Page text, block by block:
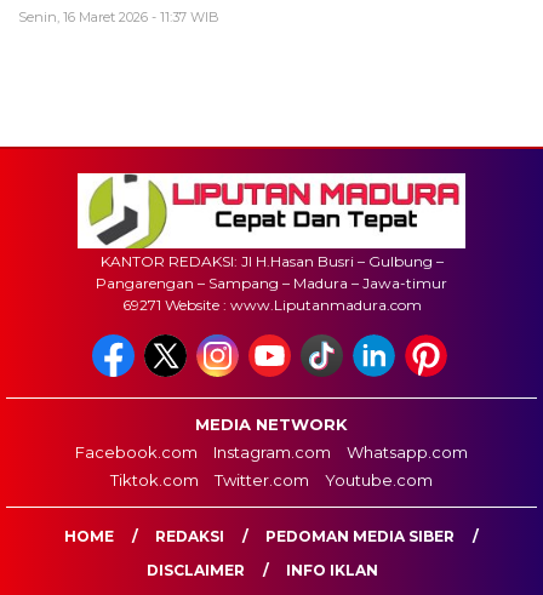
Senin, 16 Maret 2026 - 11:37 WIB
KANTOR REDAKSI: Jl H.Hasan Busri – Gulbung –
Pangarengan – Sampang – Madura – Jawa-timur
69271 Website : www.Liputanmadura.com
MEDIA NETWORK
Facebook.com
Instagram.com
Whatsapp.com
Tiktok.com
Twitter.com Youtube.com
HOME REDAKSI
PEDOMAN MEDIA SIBER
DISCLAIMER
INFO IKLAN